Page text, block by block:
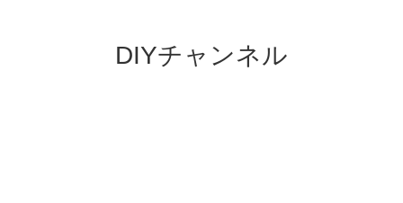
DIYチャンネル